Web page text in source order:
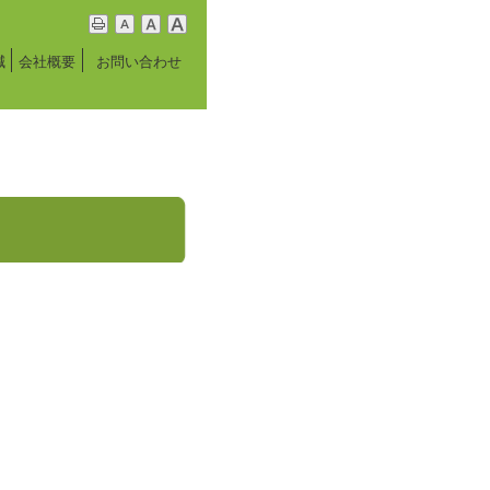
中 |
テキストサイズ 小 |
印刷用表示 |
会社概要 お問い合わせ